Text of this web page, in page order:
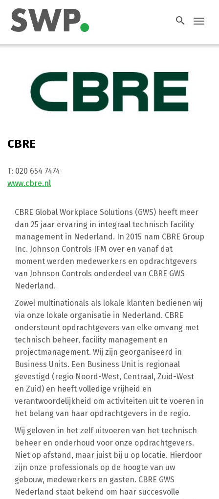
search
CBRE
T: 020 654 7474
www.cbre.nl
CBRE Global Workplace Solutions (GWS) heeft meer
dan 25 jaar ervaring in integraal technisch facility
management in Nederland. In 2015 nam CBRE Group
Inc. Johnson Controls IFM over en vanaf dat
moment werden medewerkers en opdrachtgevers
van Johnson Controls onderdeel van CBRE GWS
Nederland.
Zowel multinationals als lokale klanten bedienen wij
via onze lokale organisatie in Nederland. CBRE
ondersteunt opdrachtgevers van elke omvang met
technisch beheer, facility management en
projectmanagement. Wij zijn georganiseerd in
Business Units. Een Business Unit is regionaal
gevestigd (regio Noord-West, Centraal, Zuid-West
en Zuid) en heeft volledige vrijheid en
verantwoordelijkheid om activiteiten uit te voeren in
het belang van haar opdrachtgevers in de regio.
Wij geloven in het zelf uitvoeren van het technisch
beheer en onderhoud voor onze opdrachtgevers.
Niet op afstand, maar juist bij u op locatie. Hierdoor
zijn onze professionals op de hoogte van uw
gebouw, medewerkers en gasten. CBRE GWS
Nederland staat bekend om haar succesvolle